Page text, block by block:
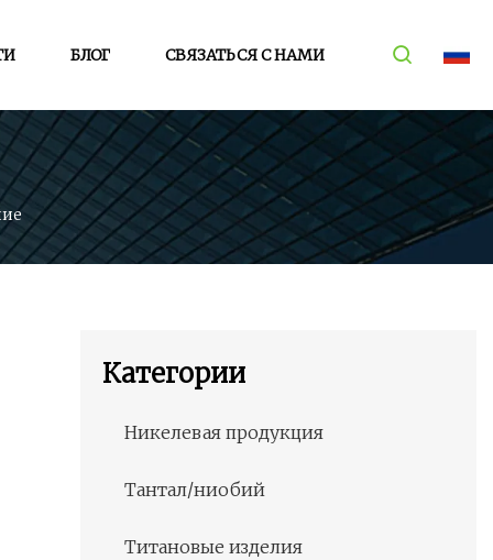
БЛОГ СВЯЗАТЬСЯ С НАМИ
Категории
Никелевая продукция
Тантал/ниобий
Титановые изделия